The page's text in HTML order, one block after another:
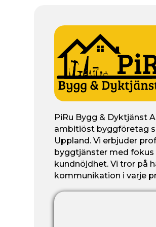
PiRu Bygg & Dyktjänst
ambitiöst byggföretag
Uppland. Vi erbjuder
byggtjänster med fokus
kundnöjdhet. Vi tror på
kommunikation i varje